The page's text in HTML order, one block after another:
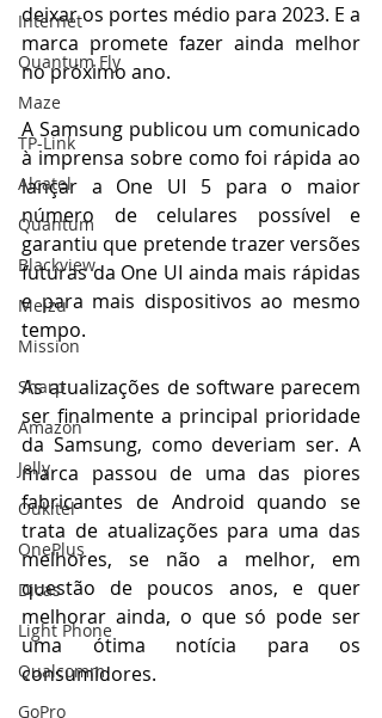
Internet
Quantum Fly
Maze
TP-Link
Alcatel
Quantum
Blackview
Meizu
Mission
Sharp
Amazon
Jelly
Oukitel
OnePlus
Dicas
Light Phone
Qualcomm
GoPro
deixar os portes médio para 2023. E a
marca promete fazer ainda melhor
no próximo ano.
A Samsung publicou um comunicado
à imprensa sobre como foi rápida ao
lançar a One UI 5 para o maior
número de celulares possível e
garantiu que pretende trazer versões
futuras da One UI ainda mais rápidas
e para mais dispositivos ao mesmo
tempo.
As atualizações de software parecem
ser finalmente a principal prioridade
da Samsung, como deveriam ser. A
marca passou de uma das piores
fabricantes de Android quando se
trata de atualizações para uma das
melhores, se não a melhor, em
questão de poucos anos, e quer
melhorar ainda, o que só pode ser
uma ótima notícia para os
consumidores.